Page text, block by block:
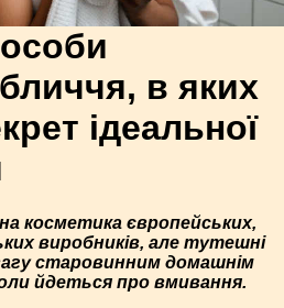
в яких
ідеальної
косметика європейських,
виробників, але тутешні
старовинним домашнім
йдеться про вмивання.